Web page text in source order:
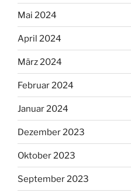
Mai 2024
April 2024
März 2024
Februar 2024
Januar 2024
Dezember 2023
Oktober 2023
September 2023